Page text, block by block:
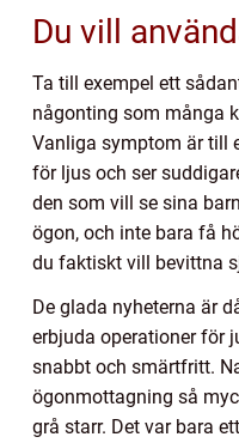
Du vill
Ta till exempel ett
någonting som många
Vanliga symptom är till
för ljus och ser
den som vill se sina
ögon, och inte bara få
du faktiskt vill bevittna
De glada nyheterna är
erbjuda operationer för
snabbt och smärtfritt.
ögonmottagning så
grå starr. Det var bara